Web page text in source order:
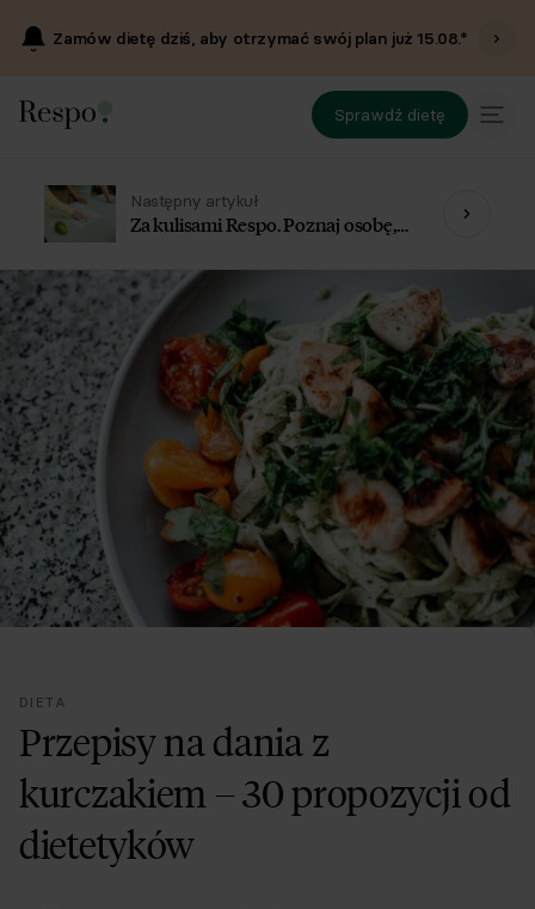
Zamów dietę dziś, aby otrzymać swój plan już15.08.*
Sprawdź dietę
Następny artykuł
Za kulisami Respo. Poznaj osobę,
DIETA
Przepisy na dania z
kurczakiem – 30 propozycji od
dietetyków